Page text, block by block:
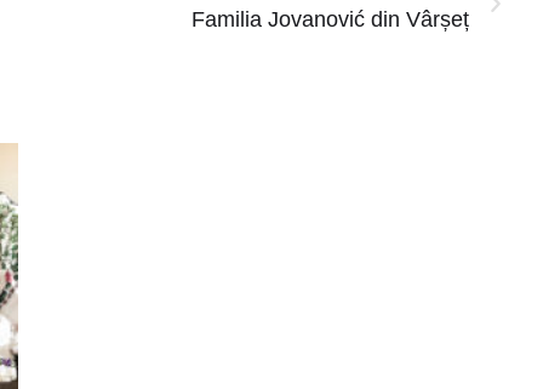
Familia Jovanović din Vârșeț